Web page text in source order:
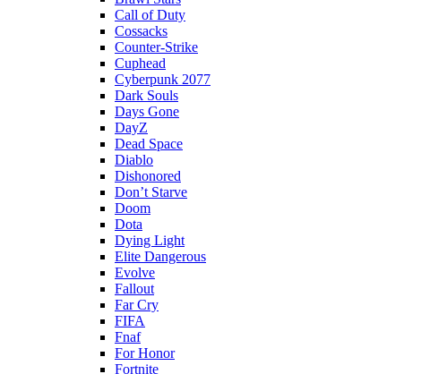
Call of Duty
Cossacks
Counter-Strike
Cuphead
Cyberpunk 2077
Dark Souls
Days Gone
DayZ
Dead Space
Diablo
Dishonored
Don’t Starve
Doom
Dota
Dying Light
Elite Dangerous
Evolve
Fallout
Far Cry
FIFA
Fnaf
For Honor
Fortnite